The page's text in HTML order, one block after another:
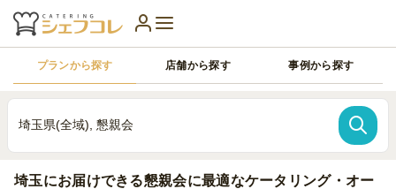
プランから探す 店舗から探す 事例から探す
埼玉県(全域), 懇親会
埼玉にお届けできる懇親会に最適なケータリング・オー